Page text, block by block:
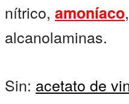
nítrico, amoníaco
alcanolaminas.
Sin: acetato de